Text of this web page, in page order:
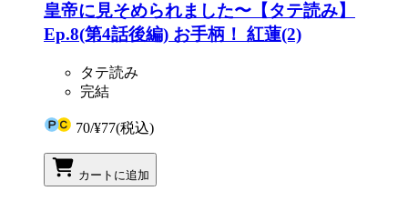
皇帝に見そめられました〜【タテ読み】
Ep.8(第4話後編) お手柄！ 紅蓮(2)
タテ読み
完結
70/¥77(税込)
カートに追加